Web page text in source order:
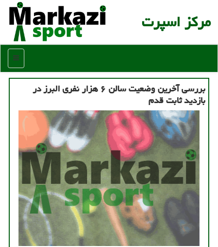
مركز اسپرت
منو
بررسی آخرین وضعیت سالن ۶ هزار نفری البرز در
بازدید ثابت قدم